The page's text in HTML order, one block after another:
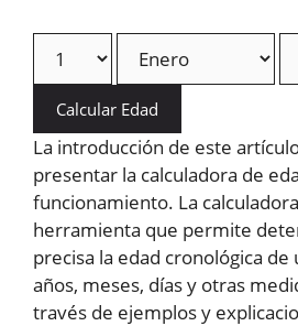
Calcular Edad
La introducción de este
presentar la calculadora de
funcionamiento. La
herramienta que permite
precisa la edad cronológica de
años, meses, días y otras
través de ejemplos y